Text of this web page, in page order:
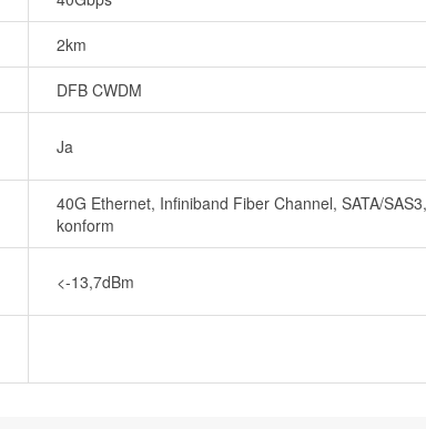
2km
DFB CWDM
Ja
40G Ethernet, Infiniband Fiber Channel, SATA/
konform
<-13,7dBm